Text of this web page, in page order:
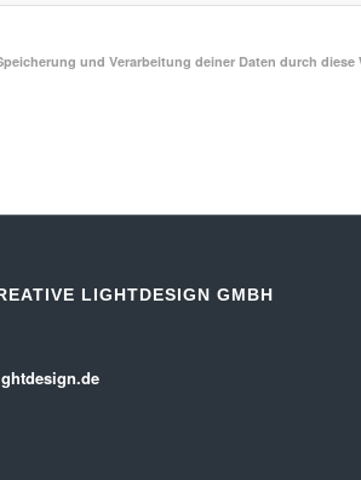
und Verarbeitung deiner Daten durch diese
LIGHTDESIGN GMBH